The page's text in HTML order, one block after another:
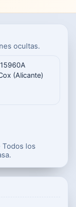
ocultas.
(Alicante)
Todos los